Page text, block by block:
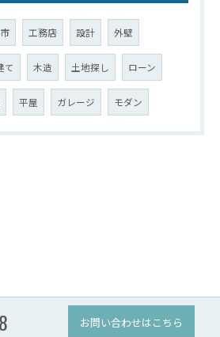
工務店 設計 外壁
て 木造 土地探し ローン
平屋 ガレージ モダン
お問い合わせはこちら